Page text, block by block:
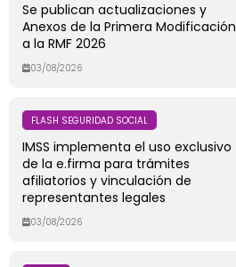
Se publican actualizaciones y
Anexos de la Primera Modificación
a la RMF 2026
03/08/2026
FLASH SEGURIDAD SOCIAL
IMSS implementa el uso exclusivo
de la e.firma para trámites
afiliatorios y vinculación de
representantes legales
03/08/2026